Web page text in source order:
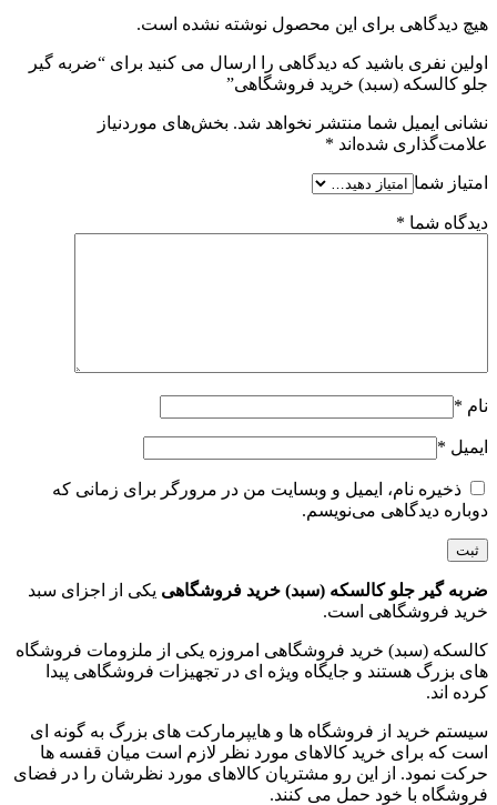
هیچ دیدگاهی برای این محصول نوشته نشده است.
اولین نفری باشید که دیدگاهی را ارسال می کنید برای “ضربه گیر
جلو کالسکه (سبد) خرید فروشگاهی”
نشانی ایمیل شما منتشر نخواهد شد. بخش‌های موردنیاز
علامت‌گذاری شده‌اند *
امتیاز شما
دیدگاه شما *
نام *
ایمیل *
ذخیره نام، ایمیل و وبسایت من در مرورگر برای زمانی که
دوباره دیدگاهی می‌نویسم.
ضربه گیر جلو کالسکه (سبد) خرید فروشگاهی یکی از اجزای سبد
خرید فروشگاهی است.
کالسکه (سبد) خرید فروشگاهی امروزه یکی از ملزومات فروشگاه
های بزرگ هستند و جایگاه ویژه ای در تجهیزات فروشگاهی پیدا
کرده اند.
سیستم خرید از فروشگاه ها و هایپرمارکت های بزرگ به گونه ای
است که برای خرید کالاهای مورد نظر لازم است میان قفسه ها
حرکت نمود. از این رو مشتریان کالاهای مورد نظرشان را در فضای
فروشگاه با خود حمل می کنند.